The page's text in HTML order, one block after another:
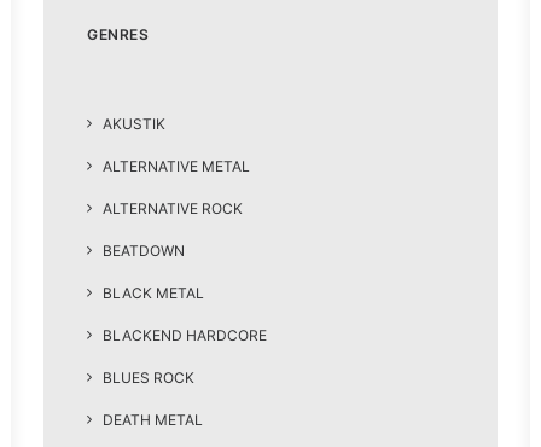
GENRES
AKUSTIK
ALTERNATIVE METAL
ALTERNATIVE ROCK
BEATDOWN
BLACK METAL
BLACKEND HARDCORE
BLUES ROCK
DEATH METAL